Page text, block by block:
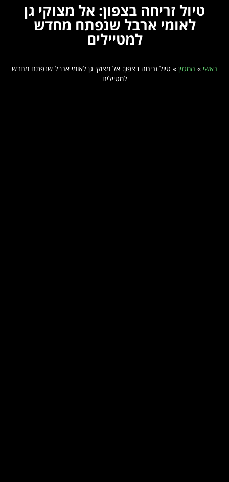
טיול זריחה בצפון: אל מצוקי גן
לאומי ארבל שנפתח מחדש
למטיילים
ראשי » המגזין » טיול זריחה בצפון: אל מצוקי גן לאומי ארבל שנפתח מחדש
למטיילים